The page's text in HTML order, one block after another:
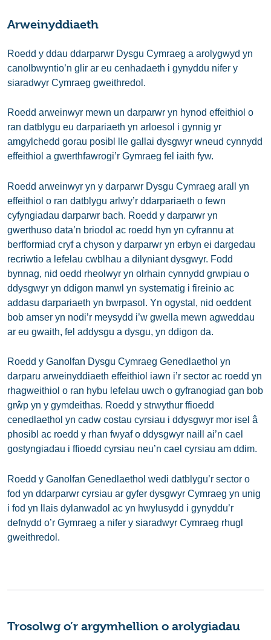
Arweinyddiaeth
Roedd y ddau ddarparwr Dysgu Cymraeg a arolygwyd yn
canolbwyntio’n glir ar eu cenhadaeth i gynyddu nifer y
siaradwyr Cymraeg gweithredol.
Roedd arweinwyr mewn un darparwr yn hynod effeithiol o
ran datblygu eu darpariaeth yn arloesol i gynnig yr
amgylchedd gorau posibl lle gallai dysgwyr wneud cynnydd
effeithiol a gwerthfawrogi’r Gymraeg fel iaith fyw.
Roedd arweinwyr yn y darparwr Dysgu Cymraeg arall yn
effeithiol o ran datblygu arlwy’r ddarpariaeth o fewn
cyfyngiadau darparwr bach. Roedd y darparwr yn
gwerthuso data’n briodol ac roedd hyn yn cyfrannu at
berfformiad cryf a chyson y darparwr yn erbyn ei dargedau
recriwtio a lefelau cwblhau a dilyniant dysgwyr. Fodd
bynnag, nid oedd rheolwyr yn olrhain cynnydd grwpiau o
ddysgwyr yn ddigon manwl yn systematig i fireinio ac
addasu darpariaeth yn bwrpasol. Yn ogystal, nid oeddent
bob amser yn nodi’r meysydd i’w gwella mewn agweddau
ar eu gwaith, fel addysgu a dysgu, yn ddigon da.
Roedd y Ganolfan Dysgu Cymraeg Genedlaethol yn
darparu arweinyddiaeth effeithiol iawn i’r sector ac roedd yn
rhagweithiol o ran hybu lefelau uwch o gyfranogiad gan bob
grŵp yn y gymdeithas. Roedd y strwythur ffioedd
cenedlaethol yn cadw costau cyrsiau i ddysgwyr mor isel â
phosibl ac roedd y rhan fwyaf o ddysgwyr naill ai’n cael
gostyngiadau i ffioedd cyrsiau neu’n cael cyrsiau am ddim.
Roedd y Ganolfan Genedlaethol wedi datblygu’r sector o
fod yn ddarparwr cyrsiau ar gyfer dysgwyr Cymraeg yn unig
i fod yn llais dylanwadol ac yn hwylusydd i gynyddu’r
defnydd o’r Gymraeg a nifer y siaradwyr Cymraeg rhugl
gweithredol.
Trosolwg o’r argymhellion o arolygiadau